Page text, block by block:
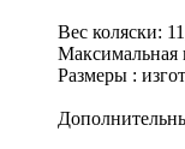
Вес коляски:
Максимальная
Размеры :